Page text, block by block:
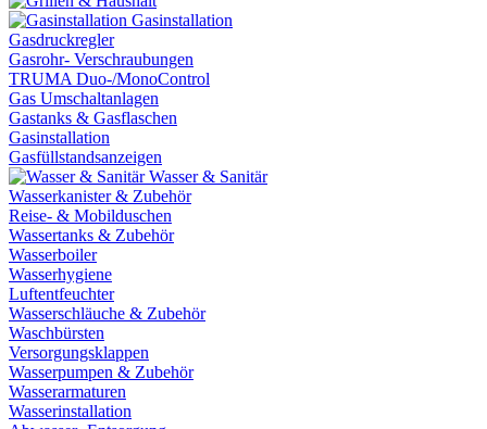
Gasinstallation
Gasdruckregler
Gasrohr- Verschraubungen
TRUMA Duo-/MonoControl
Gas Umschaltanlagen
Gastanks & Gasflaschen
Gasinstallation
Gasfüllstandsanzeigen
Wasser & Sanitär
Wasserkanister & Zubehör
Reise- & Mobilduschen
Wassertanks & Zubehör
Wasserboiler
Wasserhygiene
Luftentfeuchter
Wasserschläuche & Zubehör
Waschbürsten
Versorgungsklappen
Wasserpumpen & Zubehör
Wasserarmaturen
Wasserinstallation